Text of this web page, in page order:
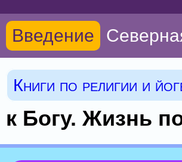
Введение
Книги по религии и
к Богу. Жизнь